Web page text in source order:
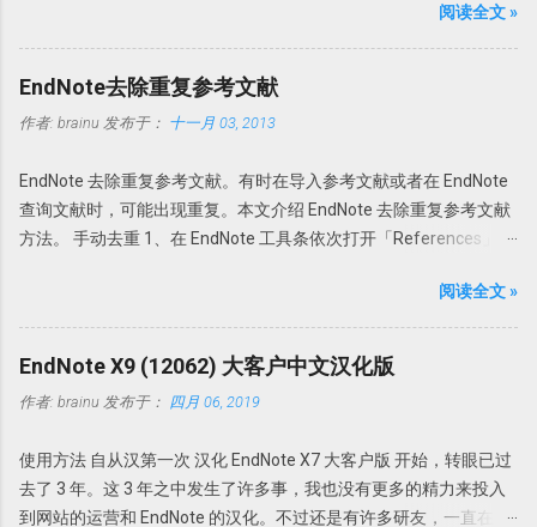
重命名：PDF Auto Renaming Options 以前通过File-Import-File或
Fold功能导入的文献或者通过File Attachments添加的附件，PDF文
件名都以原始名称。这样做的坏外有很多，因为很多下载的文章名
称都是一些无意义的名字，如数字和字母的组合。在Endnote存档
串数字和字母下面的文献是什么内容。需要一个个的打开看看才知
道。 此处Endnote X7升级更新了可以自动重命名功能：PDF Auto
Renaming Options。可以根据设定的规则自动重命名新添加的PDF
命名方式。可以根据自己的喜好选择重命名方式，如上Author +
前导入的PDF无效。 PDF导入自动分组：PDF Import &...
息。 名字叫埃弗森，但也可能翻译错误，因为我们知道美国有个知
名篮球明星就叫「艾弗森」。所以在不知道原来英文名字的情况
下，我们暂且认为这个专家就叫埃弗森吧。 关键词：美国教育学家
提出了一个理论或者研究对象是课堂管理的。 现在我们就知道这三
点。如果我想找某个人，可能所知道的线索可能比这还要多。 下面
bing，因为bing中文就是中文，英文就是英文。我们需要借助伟大
的Google同学。 在google里输入关键词「美国教育家埃弗森 课堂管
理」搜搜看。出来的结果如下 从这个搜索结果中我们可以推测到，
的课堂——小学教师的课堂管理」，其他有用的信息较少。这本书还
有另外两名作者，一个叫「emmer,e」。 我们再找个关键词搜索一
下。以关键词「evertson,c emmer,e」进行搜索，发现 埃弗森 应该
叫「Carolyn M. Evertson」进行搜索，有用的信息更多了。 比如
Department of Teaching and Learning 这更清楚了， Carolyn M.
Evertson 是 Vanderbilt University 教授，教学与研究系。继续增加
这些关键词，可以找到这么一个网页
阅读全文 »
EndNote去除重复参考文献
作者: brainu 发布于： 十一月 03, 2013
EndNote 去除重复参考文献。有时在导入参考文献或者在 EndNote
查询文献时，可能出现重复。本文介绍 EndNote 去除重复参考文献
方法。 手动去重 1、在 EndNote 工具条依次打开「References」
参考文献，然后选择保留哪一个。 3、如果选择「Cancel」，可以
回到EndNote，一次性删除重复的参考文献。 EndNote如何判定参
考文献是否重复？此时需要设置一下。 依次选择「Edit」
→「Preferences」→「Duplicates」 一般来讲，如果两篇文献的作
者，发表年代，以及题目一样即可认为是一样的参考文献。因此，
重 其实我们完全可以把去重完全自动化。 依次打开Edit」
→「Preferences」→「Duplicates」，选择「Atuomatically
阅读全文 »
EndNote X9 (12062) 大客户中文汉化版
作者: brainu 发布于： 四月 06, 2019
使用方法 自从汉第一次 汉化 EndNote X7 大客户版 开始，转眼已过
去了 3 年。这 3 年之中发生了许多事，我也没有更多的精力来投入
到网站的运营和 EndNote 的汉化。不过还是有许多研友，一直在关